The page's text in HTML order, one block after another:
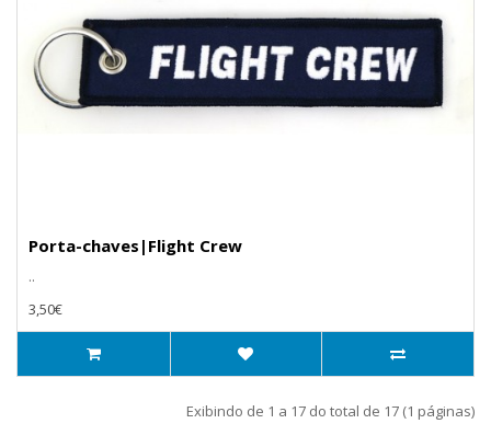
Porta-chaves|Flight Crew
..
3,50€
Exibindo de 1 a 17 do total de 17 (1 páginas)